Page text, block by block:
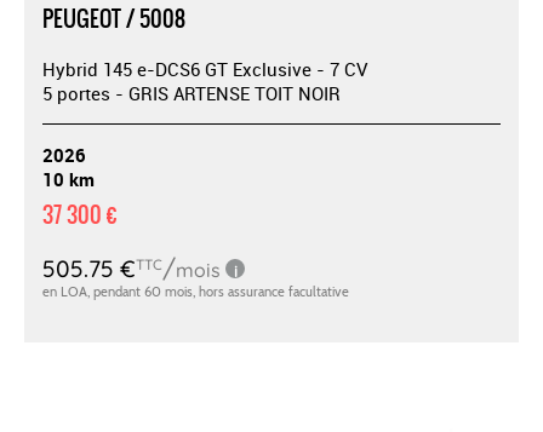
PEUGEOT / 5008
Hybrid 145 e-DCS6 GT Exclusive - 7 CV
5 portes - GRIS ARTENSE TOIT NOIR
2026
10 km
37 300 €